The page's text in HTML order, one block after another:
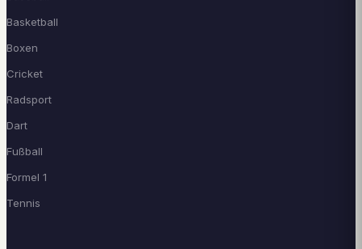
Basketball
Boxen
Cricket
Radsport
Dart
Fußball
Formel 1
Tennis